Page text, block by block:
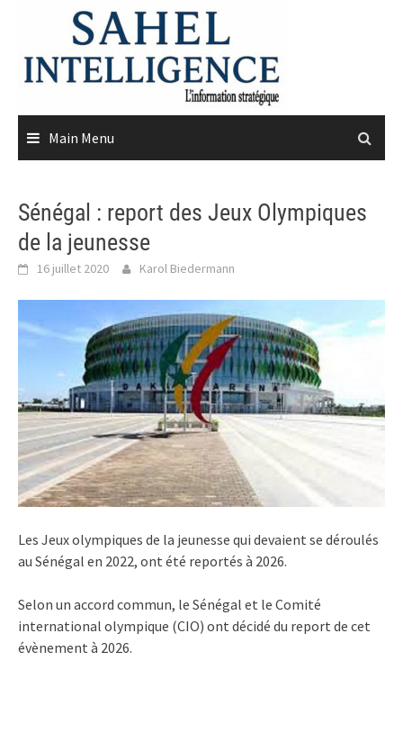
content
Main Menu
Sénégal : report des Jeux Olympiques
de la jeunesse
16 juillet 2020 Karol Biedermann
Les Jeux olympiques de la jeunesse qui devaient se déroulés
au Sénégal en 2022, ont été reportés à 2026.
Selon un accord commun, le Sénégal et le Comité
international olympique (CIO) ont décidé du report de cet
évènement à 2026.